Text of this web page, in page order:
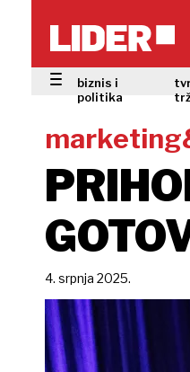
biznis i
politika
4. srpnja 2025.